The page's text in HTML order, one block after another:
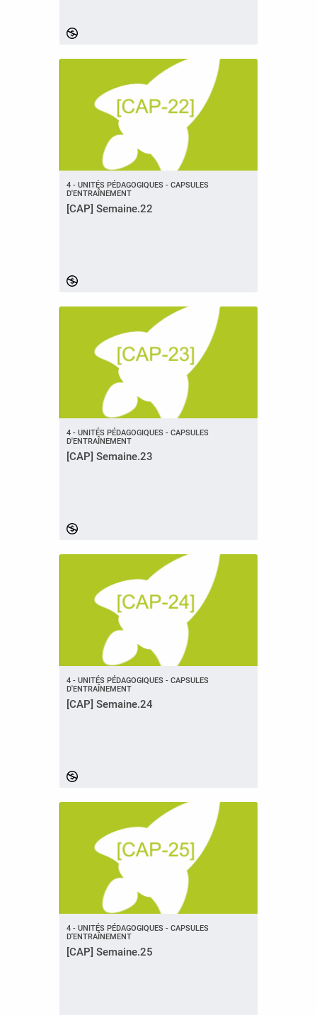
4 - UNITÉS PÉDAGOGIQUES - CAPSULES
D'ENTRAÎNEMENT
[CAP] Semaine.22
4 - UNITÉS PÉDAGOGIQUES - CAPSULES
D'ENTRAÎNEMENT
[CAP] Semaine.23
4 - UNITÉS PÉDAGOGIQUES - CAPSULES
D'ENTRAÎNEMENT
[CAP] Semaine.24
4 - UNITÉS PÉDAGOGIQUES - CAPSULES
D'ENTRAÎNEMENT
[CAP] Semaine.25